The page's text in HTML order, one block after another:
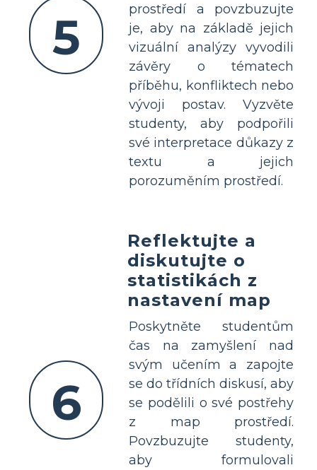
5
prostředí a povzbuzujte
je, aby na základě jejich
vizuální analýzy vyvodili
závěry o tématech
příběhu, konfliktech nebo
vývoji postav. Vyzvěte
studenty, aby podpořili
své interpretace důkazy z
textu a jejich
porozuměním prostředí.
6
Reflektujte a
diskutujte o
statistikách z
nastavení map
Poskytněte studentům
čas na zamyšlení nad
svým učením a zapojte
se do třídních diskusí, aby
se podělili o své postřehy
z map prostředí.
Povzbuzujte studenty,
aby formulovali